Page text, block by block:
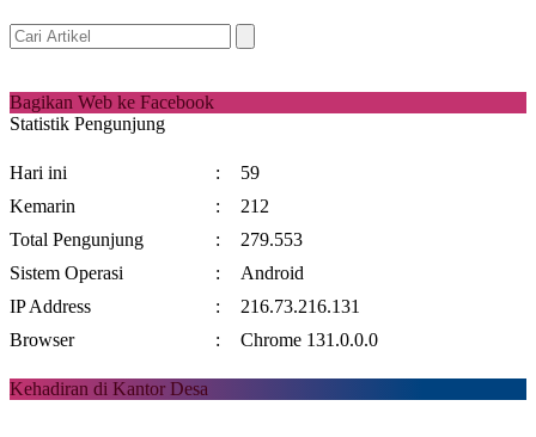
Bagikan Web ke Facebook
Statistik Pengunjung
Hari ini :
59
Kemarin
:
212
Total Pengunjung
:
279.553
Sistem Operasi
:
Android
IP Address
:
216.73.216.131
Browser
: Chrome 131.0.0.0
Kehadiran di Kantor Desa